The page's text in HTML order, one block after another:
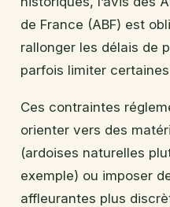
de France (ABF) est
rallonger les délais de
parfois limiter
Ces contraintes
orienter vers des
(ardoises naturelles
exemple) ou imposer
affleurantes plus